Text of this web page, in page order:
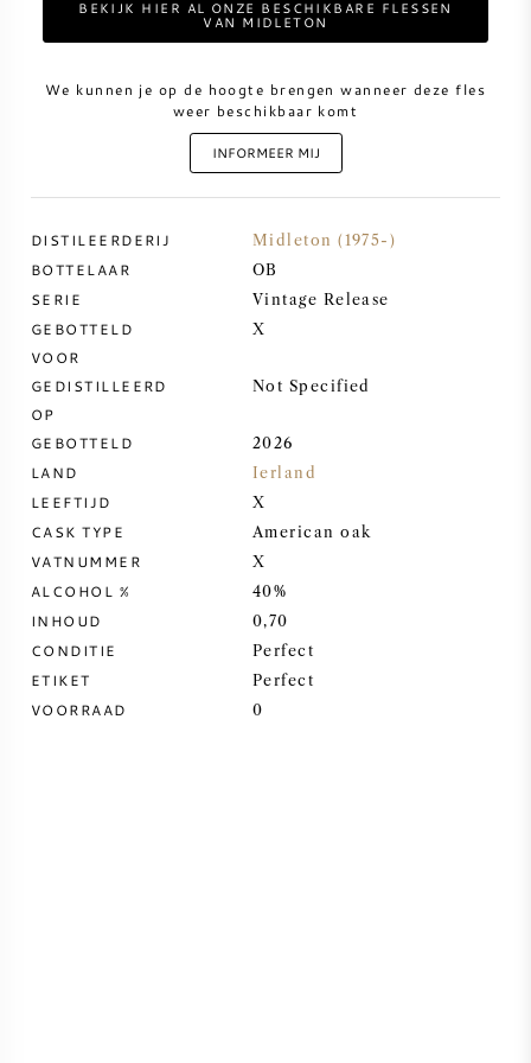
ZOETE WIJN
PINOT NOIR
CHARDONNAY
MERLOT
SAUVIGNON BLANC
SYRAH / SHIRAZ
BEKIJK HIER AL ONZE BESCHIKBARE FLESSEN
VAN MIDLETON
We kunnen je op de hoogte brengen wanneer deze fles
weer beschikbaar komt
INFORMEER MIJ
DISTILEERDERIJ Midleton (1975-)
BOTTELAAR OB
SERIE Vintage Release
GEBOTTELD
VOOR
X
GEDISTILLEERD
OP
Not Specified
GEBOTTELD 2026
LAND Ierland
LEEFTIJD X
CASK TYPE American oak
VATNUMMER X
ALCOHOL % 40%
INHOUD 0,70
CONDITIE Perfect
ETIKET Perfect
VOORRAAD 0